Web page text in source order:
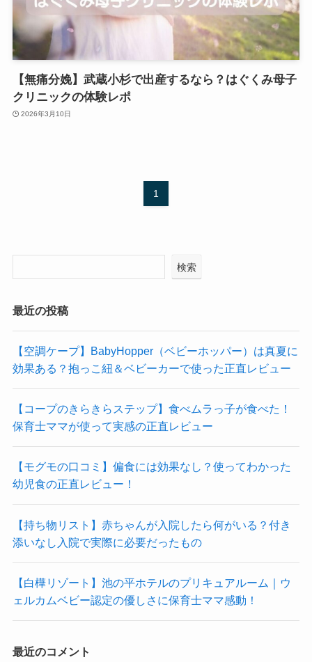
【無痛分娩】武蔵小杉で出産するなら？はぐくみ母子
クリニックの体験レポ
2026年3月10日
1
検索
最近の投稿
【空調ケープ】BabyHopper（ベビーホッパー）は真夏に
効果ある？抱っこ紐＆ベビーカーで使った正直レビュー
【コープのきらきらステップ】食べムラっ子が食べた！
保育士ママが使って実感の正直レビュー
【モグモの口コミ】偏食には効果なし？使ってわかった
幼児食の正直レビュー！
【持ち物リスト】赤ちゃんが入院したら何がいる？付き
添いなし入院で実際に必要だったもの
【白樺リゾート】池の平ホテルのプリキュアルーム｜ウ
ェルカムベビー認定の優しさに保育士ママ感動！
最近のコメント